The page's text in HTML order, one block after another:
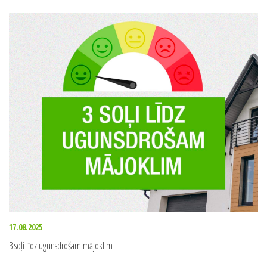
17.08.2025
3 soļi līdz ugunsdrošam mājoklim